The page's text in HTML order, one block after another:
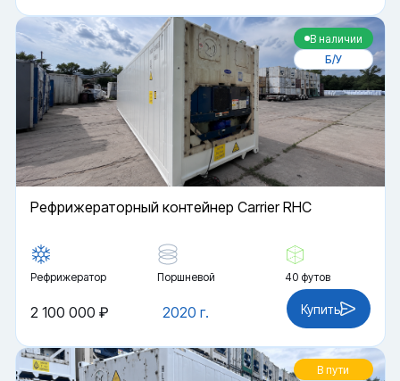
В наличии
Б/У
Рефрижераторный контейнер Carrier RHC
Рефрижератор Поршневой 40 футов
2020 г.
2 100 000 ₽ Купить
В пути